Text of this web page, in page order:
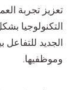
تعزيز تجربة
التكنولوجيا
الجديد
وموظفيها.